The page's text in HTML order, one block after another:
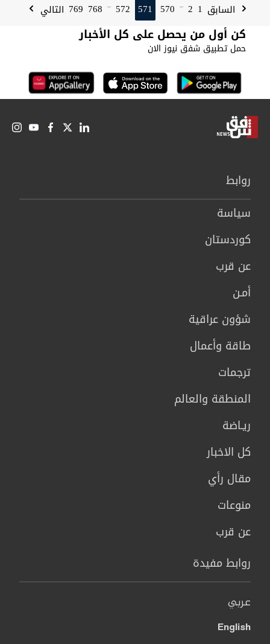
السابق 1
2
...
570
571
572
...
768
769 التالي
كن أول من يحصل على كل الأخبار
حمل تطبيق شفق نيوز الان
روابط
سیاسة
كوردستان
عن قرب
أمـن
شؤون عراقية
طاقة وأعمال
ترجمات
المنطقة والعالم
ريـاضة
كل الاخبار
مقال رأي
منوعات
عن قرب
روابط مفيدة
عربي
English